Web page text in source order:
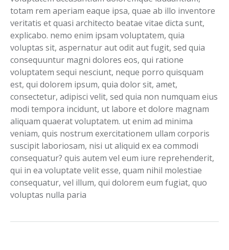
totam rem aperiam eaque ipsa, quae ab illo inventore
veritatis et quasi architecto beatae vitae dicta sunt,
explicabo. nemo enim ipsam voluptatem, quia
voluptas sit, aspernatur aut odit aut fugit, sed quia
consequuntur magni dolores eos, qui ratione
voluptatem sequi nesciunt, neque porro quisquam
est, qui dolorem ipsum, quia dolor sit, amet,
consectetur, adipisci velit, sed quia non numquam eius
modi tempora incidunt, ut labore et dolore magnam
aliquam quaerat voluptatem. ut enim ad minima
veniam, quis nostrum exercitationem ullam corporis
suscipit laboriosam, nisi ut aliquid ex ea commodi
consequatur? quis autem vel eum iure reprehenderit,
qui in ea voluptate velit esse, quam nihil molestiae
consequatur, vel illum, qui dolorem eum fugiat, quo
voluptas nulla paria